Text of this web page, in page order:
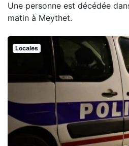
Une personne est décédée
matin à Meythet.
Locales